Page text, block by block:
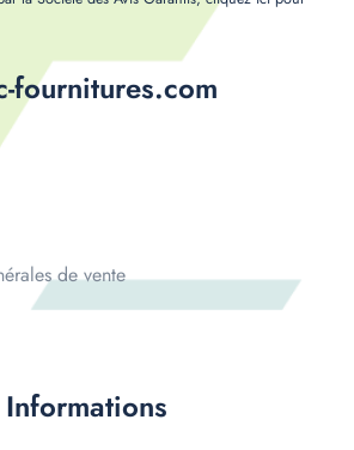
fournitures.com
de vente
Informations